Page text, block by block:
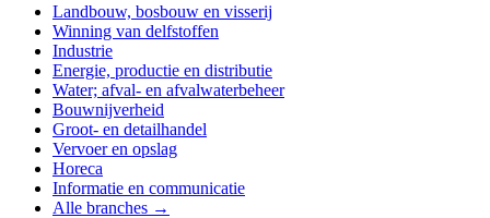
Landbouw, bosbouw en visserij
Winning van delfstoffen
Industrie
Energie, productie en distributie
Water; afval- en afvalwaterbeheer
Bouwnijverheid
Groot- en detailhandel
Vervoer en opslag
Horeca
Informatie en communicatie
Alle branches →